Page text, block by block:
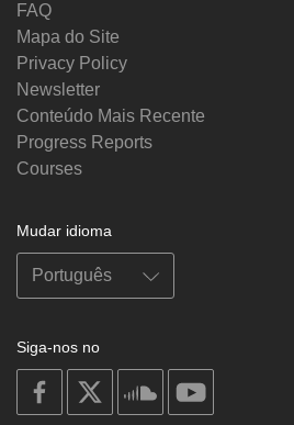
FAQ
Mapa do Site
Privacy Policy
Newsletter
Conteúdo Mais Recente
Progress Reports
Courses
Mudar idioma
Siga-nos no
on
facebook
soundcloud